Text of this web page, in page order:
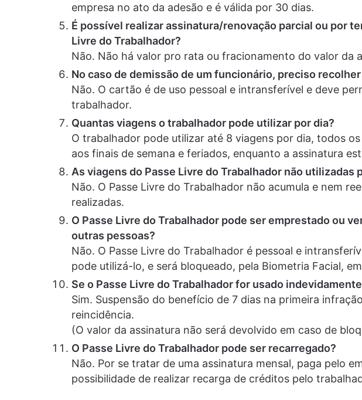
empresa no ato da adesão e é válida por 30 dias.
É possível realizar assinatura/renovação parcial ou por
Livre do Trabalhador?
Não. Não há valor pro rata ou fracionamento do valor da
No caso de demissão de um funcionário, preciso
Não. O cartão é de uso pessoal e intransferível e deve
trabalhador.
Quantas viagens o trabalhador pode utilizar por dia?
O trabalhador pode utilizar até 8 viagens por dia, todos
aos finais de semana e feriados, enquanto a assinatura
As viagens do Passe Livre do Trabalhador não utilizadas
Não. O Passe Livre do Trabalhador não acumula e nem
realizadas.
O Passe Livre do Trabalhador pode ser emprestado ou
outras pessoas?
Não. O Passe Livre do Trabalhador é pessoal e
pode utilizá-lo, e será bloqueado, pela Biometria Facial,
Se o Passe Livre do Trabalhador for usado
Sim. Suspensão do benefício de 7 dias na primeira
reincidência.
(O valor da assinatura não será devolvido em caso de
O Passe Livre do Trabalhador pode ser recarregado?
Não. Por se tratar de uma assinatura mensal, paga pelo
possibilidade de realizar recarga de créditos pelo